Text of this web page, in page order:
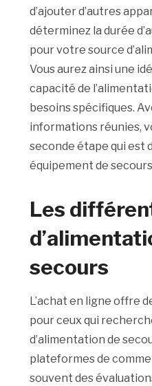
d’ajouter d’autres
déterminez la durée
pour votre source
Vous aurez ainsi une
capacité de
besoins spécifiques.
informations réunies,
seconde étape qui est
équipement de
Les
secours
L’achat en ligne offre
pour ceux qui
d’alimentation de
plateformes de
souvent des